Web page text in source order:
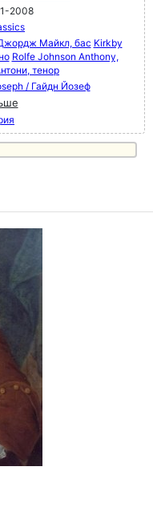
2008
Майкл, бас Kirkby
Rolfe Johnson Anthony,
тенор
/ Гайдн Йозеф